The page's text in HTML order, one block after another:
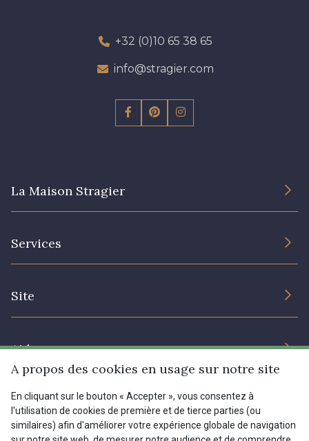
+32 (0)10 65 38 65
info@stragier.com
La Maison Stragier
Services
Site
Prix réduits
Aide
Livraison : France, Belgique, International
Retours & réclamations
Menu
A propos des cookies en usage sur notre site
En cliquant sur le bouton « Accepter », vous consentez à
l'utilisation de cookies de première et de tierce parties (ou
similaires) afin d'améliorer votre expérience globale de navigation